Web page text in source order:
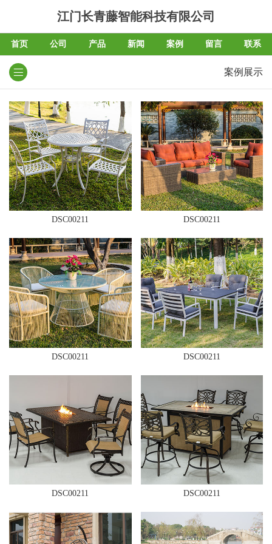
江门长青藤智能科技有限公司
首页 公司 产品 新闻 案例 留言 联系
案例展示
DSC00211 DSC00211
DSC00211 DSC00211
DSC00211 DSC00211